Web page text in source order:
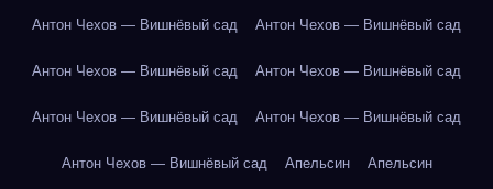
Антон Чехов — Вишнёвый сад Антон Чехов — Вишнёвый сад
Антон Чехов — Вишнёвый сад Антон Чехов — Вишнёвый сад
Антон Чехов — Вишнёвый сад Антон Чехов — Вишнёвый сад
Антон Чехов — Вишнёвый сад Апельсин Апельсин